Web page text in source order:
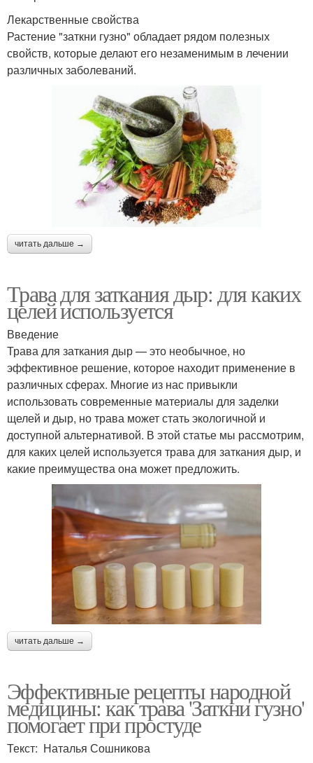
Лекарственные свойства
Растение "заткни гузно" обладает рядом полезных
свойств, которые делают его незаменимым в лечении
различных заболеваний.
читать дальше →
Трава для заткания дыр: для каких
целей используется
Введение
Трава для заткания дыр — это необычное, но
эффективное решение, которое находит применение в
различных сферах. Многие из нас привыкли
использовать современные материалы для заделки
щелей и дыр, но трава может стать экологичной и
доступной альтернативой. В этой статье мы рассмотрим,
для каких целей используется трава для заткания дыр, и
какие преимущества она может предложить.
читать дальше →
Эффективные рецепты народной
медицины: как трава 'Заткни гузно'
помогает при простуде
Текст: Наталья Сошникова